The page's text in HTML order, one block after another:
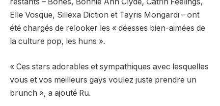
restants – Bones, Bonnie Ann Clyde, Catrin Feelings,
Elle Vosque, Sillexa Diction et Tayris Mongardi – ont
été chargés de relooker les « déesses bien-aimées de
la culture pop, les huns ».
« Ces stars adorables et sympathiques avec lesquelles
vous et vos meilleurs gays voulez juste prendre un
brunch », a ajouté Ru.